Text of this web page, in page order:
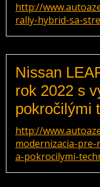
http://
rally-hybrid-sa-
Nissan
rok 2022 s
pokročilými
http://
modernizacia-
a-pokrocilymi-